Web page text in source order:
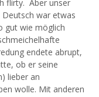
flirty. Aber unser
war etwas
gut wie möglich
endete abrupt,
ob er seine
lieber an
wolle. Mit anderen